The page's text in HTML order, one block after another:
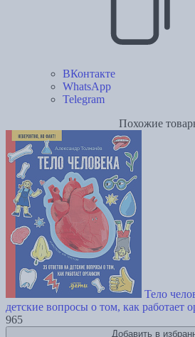
ВКонтакте
WhatsApp
Telegram
Похожие
Тело
детские вопросы о том, как работает
965
Добавить в